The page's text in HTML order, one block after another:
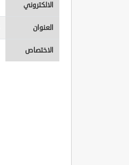
الالكتروني
العنوان
الاختصاص